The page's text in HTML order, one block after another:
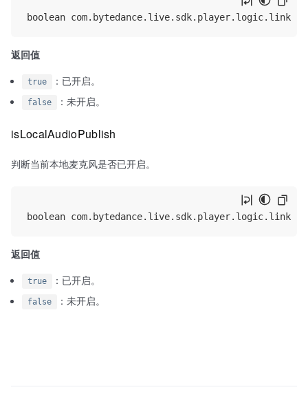
返回值
true ：已开启。
false ：未开启。
isLocalAudioPublish
判断当前本地麦克风是否已开启。
返回值
true ：已开启。
false ：未开启。